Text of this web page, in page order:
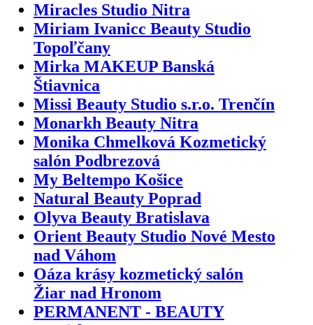
Miracles Studio Nitra
Miriam Ivanicc Beauty Studio
Topoľčany
Mirka MAKEUP Banská
Štiavnica
Missi Beauty Studio s.r.o. Trenčín
Monarkh Beauty Nitra
Monika Chmelková Kozmetický
salón Podbrezová
My Beltempo Košice
Natural Beauty Poprad
Olyva Beauty Bratislava
Orient Beauty Studio Nové Mesto
nad Váhom
Oáza krásy kozmetický salón
Žiar nad Hronom
PERMANENT - BEAUTY